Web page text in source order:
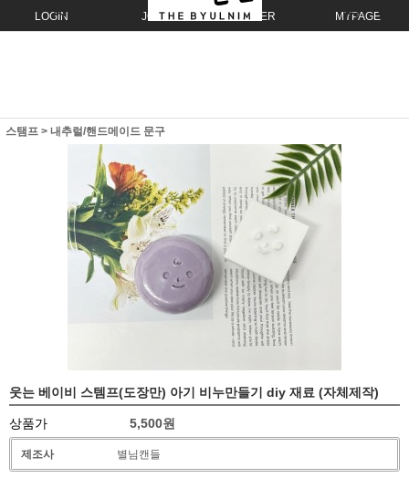
LOGIN JOIN ORDER MYPAGE
스탬프 > 내추럴/핸드메이드 문구
웃는 베이비 스템프(도장만) 아기 비누만들기 diy 재료 (자체제작)
상품가 5,500원
제조사 별님캔들